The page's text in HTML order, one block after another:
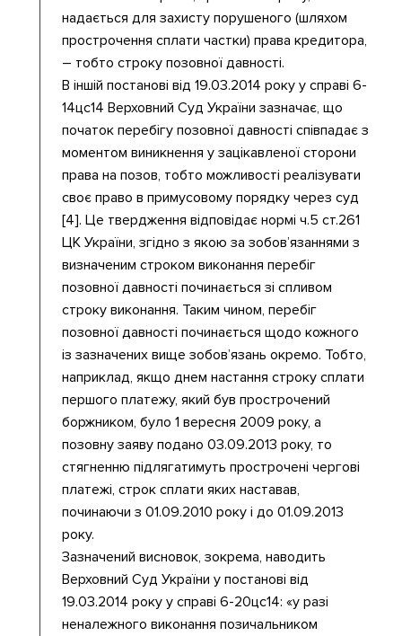
надається для захисту порушеного (шляхом
прострочення сплати частки) права кредитора,
– тобто строку позовної давності.
В іншій постанові від 19.03.2014 року у справі 6-
14цс14 Верховний Суд України зазначає, що
початок перебігу позовної давності співпадає з
моментом виникнення у зацікавленої сторони
права на позов, тобто можливості реалізувати
своє право в примусовому порядку через суд
[4]. Це твердження відповідає нормі ч.5 ст.261
ЦК України, згідно з якою за зобов’язаннями з
визначеним строком виконання перебіг
позовної давності починається зі спливом
строку виконання. Таким чином, перебіг
позовної давності починається щодо кожного
із зазначених вище зобов’язань окремо. Тобто,
наприклад, якщо днем настання строку сплати
першого платежу, який був прострочений
боржником, було 1 вересня 2009 року, а
позовну заяву подано 03.09.2013 року, то
стягненню підлягатимуть прострочені чергові
платежі, строк сплати яких наставав,
починаючи з 01.09.2010 року і до 01.09.2013
року.
Зазначений висновок, зокрема, наводить
Верховний Суд України у постанові від
19.03.2014 року у справі 6-20цс14: «у разі
неналежного виконання позичальником